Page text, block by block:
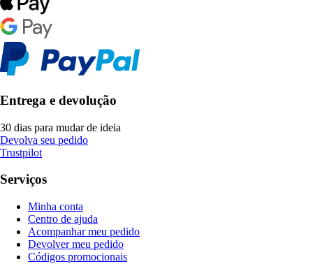
Entrega e devolução
30 dias para mudar de ideia
Devolva seu pedido
Trustpilot
Serviços
Minha conta
Centro de ajuda
Acompanhar meu pedido
Devolver meu pedido
Códigos promocionais